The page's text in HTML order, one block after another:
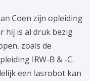
Coen zijn opleiding
hij is al druk bezig
zoals de
IRW-B & -C.
een lasrobot kan